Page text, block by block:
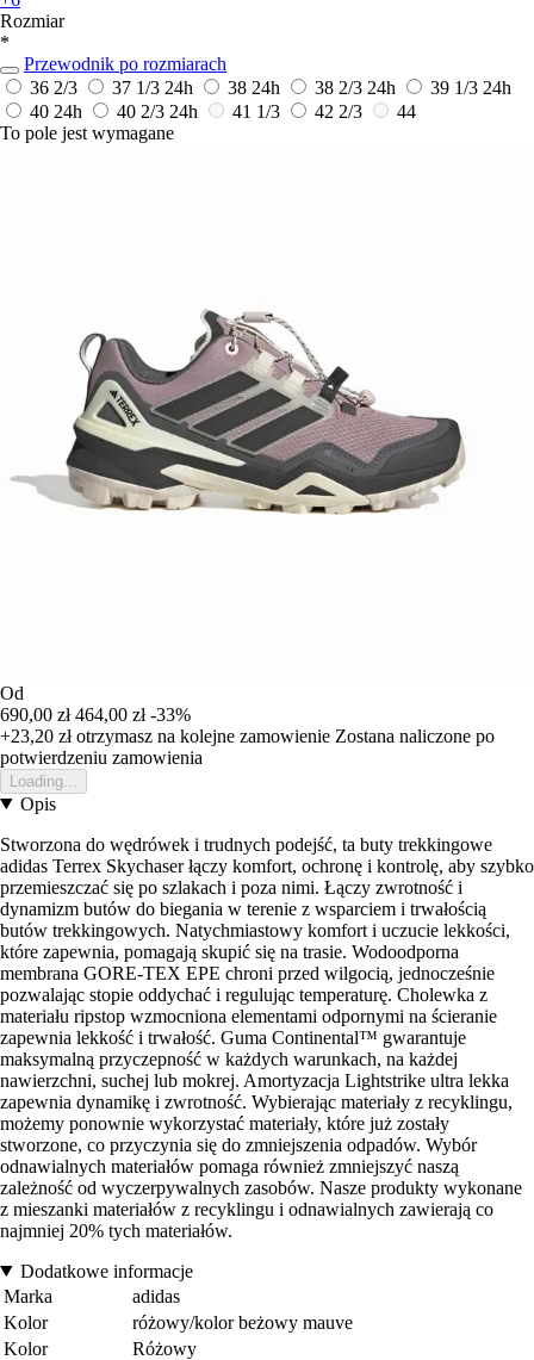
Rozmiar
*
Przewodnik po rozmiarach
36 2/3
37 1/3 24h 38 24h 38 2/3 24h 39 1/3 24h
40 24h 40 2/3 24h 41 1/3 42 2/3
44
To pole jest wymagane
Od
690,00 zł 464,00 zł -33%
+23,20 złotrzymasz na kolejne zamowienie Zostana naliczone po
potwierdzeniu zamowienia
Loading...
Opis
Stworzona do wędrówek i trudnych podejść, ta buty trekkingowe
adidas Terrex Skychaser łączy komfort, ochronę i kontrolę, aby szybko
przemieszczać się po szlakach i poza nimi. Łączy zwrotność i
dynamizm butów do biegania w terenie z wsparciem i trwałością
butów trekkingowych. Natychmiastowy komfort i uczucie lekkości,
które zapewnia, pomagają skupić się na trasie. Wodoodporna
membrana GORE-TEX EPE chroni przed wilgocią, jednocześnie
pozwalając stopie oddychać i regulując temperaturę. Cholewka z
materiału ripstop wzmocniona elementami odpornymi na ścieranie
zapewnia lekkość i trwałość. Guma Continental™ gwarantuje
maksymalną przyczepność w każdych warunkach, na każdej
nawierzchni, suchej lub mokrej. Amortyzacja Lightstrike ultra lekka
zapewnia dynamikę i zwrotność. Wybierając materiały z recyklingu,
możemy ponownie wykorzystać materiały, które już zostały
stworzone, co przyczynia się do zmniejszenia odpadów. Wybór
odnawialnych materiałów pomaga również zmniejszyć naszą
zależność od wyczerpywalnych zasobów. Nasze produkty wykonane
z mieszanki materiałów z recyklingu i odnawialnych zawierają co
najmniej 20% tych materiałów.
Dodatkowe informacje
Marka
adidas
Kolor
różowy/kolor beżowy mauve
Kolor
Różowy